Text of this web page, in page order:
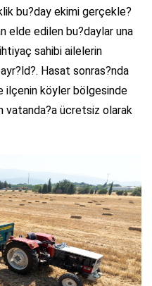
bu?day ekimi gerçekle?
elde edilen bu?daylar una
sahibi ailelerin
Hasat sonras?nda
ilçenin köyler bölgesinde
vatanda?a ücretsiz olarak